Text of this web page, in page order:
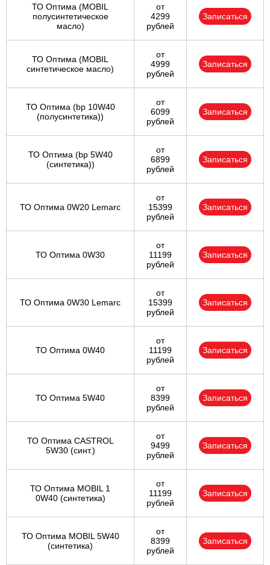
ТО Оптима (MOBIL
полусинтетическое
масло)
от
4299
рублей
Записаться
ТО Оптима (MOBIL
синтетическое масло)
от
4999
рублей
Записаться
ТО Оптима (bp 10W40
(полусинтетика))
от
6099
рублей
Записаться
ТО Оптима (bp 5W40
(синтетика))
от
6899
рублей
Записаться
ТО Оптима 0W20 Lemarc
от
15399
рублей
Записаться
ТО Оптима 0W30
от
11199
рублей
Записаться
ТО Оптима 0W30 Lemarc
от
15399
рублей
Записаться
ТО Оптима 0W40
от
11199
рублей
Записаться
ТО Оптима 5W40
от
8399
рублей
Записаться
ТО Оптима CASTROL
5W30 (синт.)
от
9499
рублей
Записаться
ТО Оптима MOBIL 1
0W40 (синтетика)
от
11199
рублей
Записаться
ТО Оптима MOBIL 5W40
(синтетика)
от
8399
рублей
Записаться